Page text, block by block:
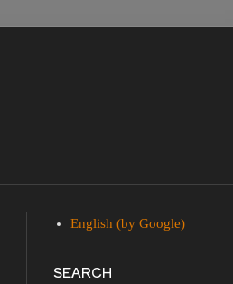
English (by Google)
SEARCH